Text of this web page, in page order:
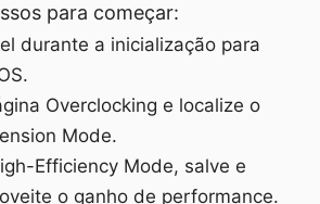
para começar:
durante a inicialização para
Overclocking e localize o
Mode.
Efficiency Mode, salve e
o ganho de performance.